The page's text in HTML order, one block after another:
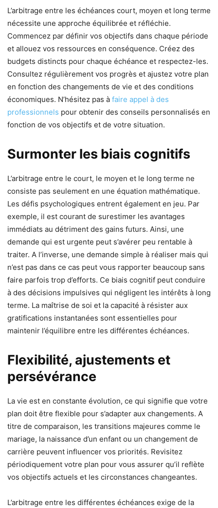
L’arbitrage entre les échéances court, moyen et long terme
nécessite une approche équilibrée et réfléchie.
Commencez par définir vos objectifs dans chaque période
et allouez vos ressources en conséquence. Créez des
budgets distincts pour chaque échéance et respectez-les.
Consultez régulièrement vos progrès et ajustez votre plan
en fonction des changements de vie et des conditions
économiques. N’hésitez pas à faire appel à des
professionnels pour obtenir des conseils personnalisés en
fonction de vos objectifs et de votre situation.
Surmonter les biais cognitifs
L’arbitrage entre le court, le moyen et le long terme ne
consiste pas seulement en une équation mathématique.
Les défis psychologiques entrent également en jeu. Par
exemple, il est courant de surestimer les avantages
immédiats au détriment des gains futurs. Ainsi, une
demande qui est urgente peut s’avérer peu rentable à
traiter. A l’inverse, une demande simple à réaliser mais qui
n’est pas dans ce cas peut vous rapporter beaucoup sans
faire parfois trop d’efforts. Ce biais cognitif peut conduire
à des décisions impulsives qui négligent les intérêts à long
terme. La maîtrise de soi et la capacité à résister aux
gratifications instantanées sont essentielles pour
maintenir l’équilibre entre les différentes échéances.
Flexibilité, ajustements et
persévérance
La vie est en constante évolution, ce qui signifie que votre
plan doit être flexible pour s’adapter aux changements. A
titre de comparaison, les transitions majeures comme le
mariage, la naissance d’un enfant ou un changement de
carrière peuvent influencer vos priorités. Revisitez
périodiquement votre plan pour vous assurer qu’il reflète
vos objectifs actuels et les circonstances changeantes.
L’arbitrage entre les différentes échéances exige de la